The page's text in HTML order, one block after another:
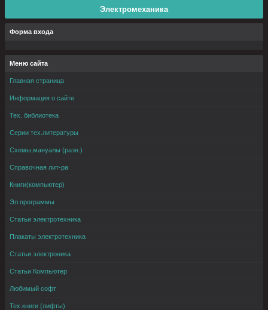
Электромеханика
Форма входа
Меню сайта
Главная страница
Информация о сайте
Тех. библиотека
Серии тех.литературы
Схемы,мануалы (разн.)
Справочная лит-ра
Книги(компьютер)
Эл.программы
Статьи электротехника
Плакаты электротехника
Статьи электроника
Статьи Компьютер
Любимый софт
Тех.книги (лифты)